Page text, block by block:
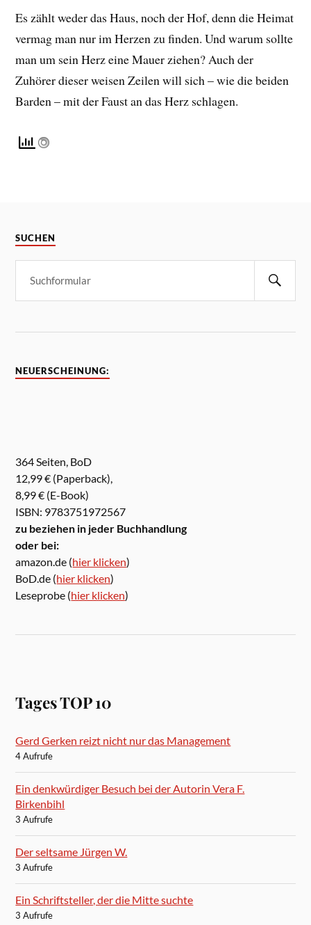
Es zählt weder das Haus, noch der Hof, denn die Heimat
vermag man nur im Herzen zu finden. Und warum sollte
man um sein Herz eine Mauer ziehen? Auch der
Zuhörer dieser weisen Zeilen will sich – wie die beiden
Barden – mit der Faust an das Herz schlagen.
SUCHEN
NEUERSCHEINUNG:
364 Seiten, BoD
12,99 € (Paperback),
8,99 € (E-Book)
ISBN: 9783751972567
zu beziehen in jeder Buchhandlung
oder bei:
amazon.de (hier klicken)
BoD.de (hier klicken)
Leseprobe (hier klicken)
Tages TOP 10
Gerd Gerken reizt nicht nur das Management
4 Aufrufe
Ein denkwürdiger Besuch bei der Autorin Vera F.
Birkenbihl
3 Aufrufe
Der seltsame Jürgen W.
3 Aufrufe
Ein Schriftsteller, der die Mitte suchte
3 Aufrufe